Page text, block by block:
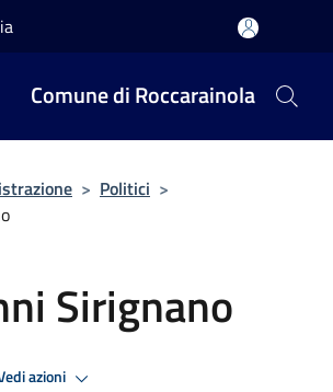
Comune di Roccarainola
> Politici >
Sirignano
azioni